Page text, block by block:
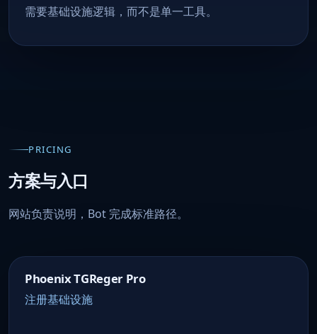
需要基础设施逻辑，而不是单一工具。
PRICING
方案与入口
网站负责说明，Bot 完成标准路径。
Phoenix TGReger Pro
注册基础设施